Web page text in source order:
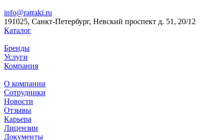
info@ratraki.ru
191025, Санкт-Петербург, Невский проспект д. 51, 20/12
Каталог
Бренды
Услуги
Компания
О компании
Сотрудники
Новости
Отзывы
Карьера
Лицензии
Документы